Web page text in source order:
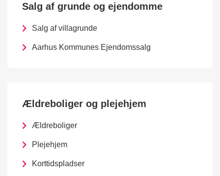
Salg af grunde og ejendomme
Salg af villagrunde
Aarhus Kommunes Ejendomssalg
Ældreboliger og plejehjem
Ældreboliger
Plejehjem
Korttidspladser